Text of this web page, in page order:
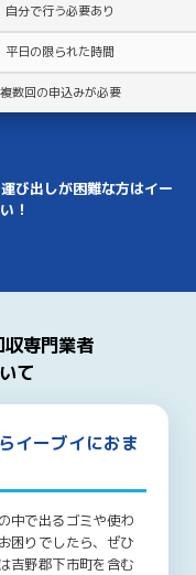
自分で行う必要あり
平日の限られた時間
複数回の申込みが必要
び出しが困難な方はイー
！
専門業者
て
イーブイにおま
中で出るゴミや使わ
困りでしたら、ぜひ
吉野郡下市町を含む